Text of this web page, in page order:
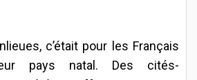
c’était pour les Français
pays natal. Des cités-